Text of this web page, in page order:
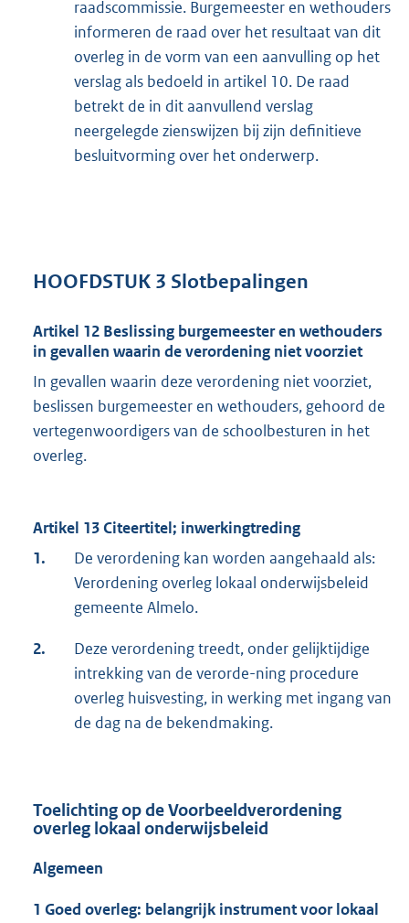
raadscommissie. Burgemeester en wethouders
informeren de raad over het resultaat van dit
overleg in de vorm van een aanvulling op het
verslag als bedoeld in artikel 10. De raad
betrekt de in dit aanvullend verslag
neergelegde zienswijzen bij zijn definitieve
besluitvorming over het onderwerp.
HOOFDSTUK 3 Slotbepalingen
Artikel 12 Beslissing burgemeester en wethouders
in gevallen waarin de verordening niet voorziet
In gevallen waarin deze verordening niet voorziet,
beslissen burgemeester en wethouders, gehoord de
vertegenwoordigers van de schoolbesturen in het
overleg.
Artikel 13 Citeertitel; inwerkingtreding
1.
De verordening kan worden aangehaald als:
Verordening overleg lokaal onderwijsbeleid
gemeente Almelo.
2.
Deze verordening treedt, onder gelijktijdige
intrekking van de verorde-ning procedure
overleg huisvesting, in werking met ingang van
de dag na de bekendmaking.
Toelichting op de Voorbeeldverordening
overleg lokaal onderwijsbeleid
Algemeen
1 Goed overleg: belangrijk instrument voor lokaal